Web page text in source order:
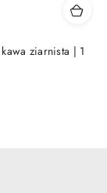
ziarnista | 1